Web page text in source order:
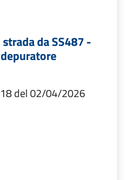
da SS487 -
del 02/04/2026